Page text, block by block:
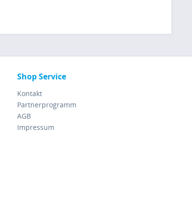
Shop Service
Kontakt
Partnerprogramm
AGB
Impressum